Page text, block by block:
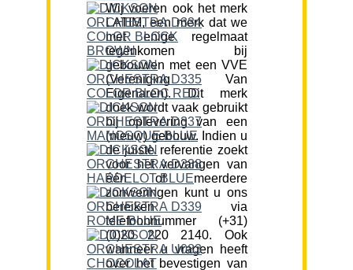
Wij voeren ook het merk
LATIM, een merk dat we
met enige regelmaat
tegenkomen bij
gebouwen met een VVE
(Vereniging Van
Eigenaren). Dit merk
doek wordt vaak gebruikt
bij oplevering van een
(nieuw) gebouw. Indien u
de juiste referentie zoekt
voor het vervangen van
één of meerdere
zonweringen kunt u ons
bereiken via
telefoonnummer (+31)
(0)20 220 2140. Ook
wanneer u vragen heeft
over het bevestigen van